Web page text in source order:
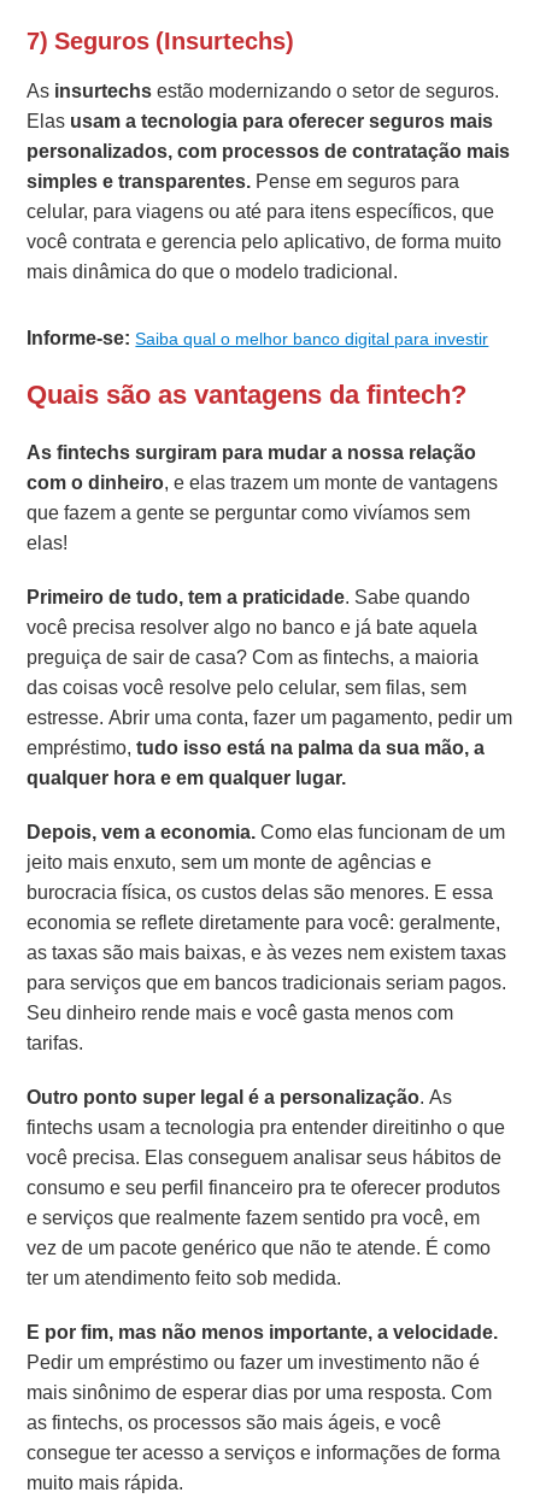
7) Seguros (Insurtechs)
As insurtechsestão modernizando o setor de seguros.
Elas usam a tecnologia para oferecer seguros mais
personalizados, com processos de contratação mais
simples e transparentes. Pense em seguros para
celular, para viagens ou até para itens específicos, que
você contrata e gerencia pelo aplicativo, de forma muito
mais dinâmica do que o modelo tradicional.
Informe-se: Saiba qual o melhor banco digital para investir
Quais são as vantagens da fintech?
As fintechs surgiram para mudar a nossa relação
com o dinheiro, e elas trazem um monte de vantagens
que fazem a gente se perguntar como vivíamos sem
elas!
Primeiro de tudo, tem a praticidade. Sabe quando
você precisa resolver algo no banco e já bate aquela
preguiça de sair de casa? Com as fintechs, a maioria
das coisas você resolve pelo celular, sem filas, sem
estresse. Abrir uma conta, fazer um pagamento, pedir um
empréstimo,tudo isso está na palma da sua mão, a
qualquer hora e em qualquer lugar.
Depois, vem a economia.Como elas funcionam de um
jeito mais enxuto, sem um monte de agências e
burocracia física, os custos delas são menores. E essa
economia se reflete diretamente para você: geralmente,
as taxas são mais baixas, e às vezes nem existem taxas
para serviços que em bancos tradicionais seriam pagos.
Seu dinheiro rende mais e você gasta menos com
tarifas.
Outro ponto super legal é a personalização. As
fintechs usam a tecnologia pra entender direitinho o que
você precisa. Elas conseguem analisar seus hábitos de
consumo e seu perfil financeiro pra te oferecer produtos
e serviços que realmente fazem sentido pra você, em
vez de um pacote genérico que não te atende. É como
ter um atendimento feito sob medida.
E por fim, mas não menos importante, a velocidade.
Pedir um empréstimo ou fazer um investimento não é
mais sinônimo de esperar dias por uma resposta. Com
as fintechs, os processos são mais ágeis, e você
consegue ter acesso a serviços e informações de forma
muito mais rápida.